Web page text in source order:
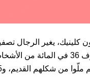
إلى 35. في الوقت نفسه،